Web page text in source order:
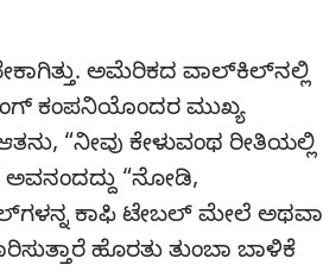
ಅಮೆರಿಕದ ವಾಲ್‌ಕಿಲ್‌ನಲ್ಲಿ
ಕಂಪನಿಯೊಂದರ ಮುಖ್ಯ
“ನೀವು ಕೇಳುವಂಥ ರೀತಿಯಲ್ಲಿ
ಅವನಂದದ್ದು “ನೋಡಿ,
ಕಾಫಿ ಟೇಬಲ್‌ ಮೇಲೆ ಅಥವಾ
ಹೊರತು ತುಂಬಾ ಬಾಳಿಕೆ